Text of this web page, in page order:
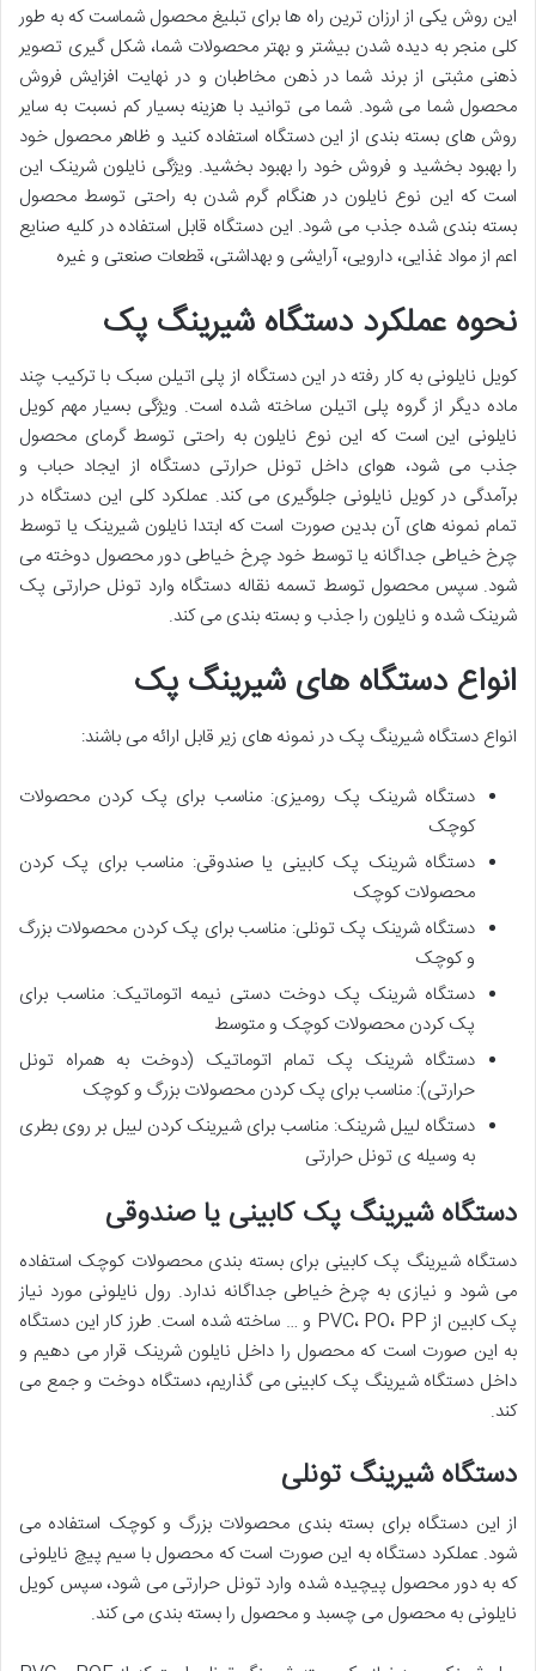
این روش یکی از ارزان ترین راه ها برای تبلیغ محصول شماست که به طور
کلی منجر به دیده شدن بیشتر و بهتر محصولات شما، شکل گیری تصویر
ذهنی مثبتی از برند شما در ذهن مخاطبان و در نهایت افزایش فروش
محصول شما می شود. شما می توانید با هزینه بسیار کم نسبت به سایر
روش های بسته بندی از این دستگاه استفاده کنید و ظاهر محصول خود
را بهبود بخشید و فروش خود را بهبود بخشید. ویژگی نایلون شرینک این
است که این نوع نایلون در هنگام گرم شدن به راحتی توسط محصول
بسته بندی شده جذب می شود. این دستگاه قابل استفاده در کلیه صنایع
اعم از مواد غذایی، دارویی، آرایشی و بهداشتی، قطعات صنعتی و غیره
نحوه عملکرد دستگاه شیرینگ پک
کویل نایلونی به کار رفته در این دستگاه از پلی اتیلن سبک با ترکیب چند
ماده دیگر از گروه پلی اتیلن ساخته شده است. ویژگی بسیار مهم کویل
نایلونی این است که این نوع نایلون به راحتی توسط گرمای محصول
جذب می شود، هوای داخل تونل حرارتی دستگاه از ایجاد حباب و
برآمدگی در کویل نایلونی جلوگیری می کند. عملکرد کلی این دستگاه در
تمام نمونه های آن بدین صورت است که ابتدا نایلون شیرینک یا توسط
چرخ خیاطی جداگانه یا توسط خود چرخ خیاطی دور محصول دوخته می
شود. سپس محصول توسط تسمه نقاله دستگاه وارد تونل حرارتی پک
شرینک شده و نایلون را جذب و بسته بندی می کند.
انواع دستگاه های شیرینگ پک
انواع دستگاه شیرینگ پک در نمونه های زیر قابل ارائه می باشند:
دستگاه شرینک پک رومیزی: مناسب برای پک کردن محصولات
کوچک
دستگاه شرینک پک کابینی یا صندوقی: مناسب برای پک کردن
محصولات کوچک
دستگاه شرینک پک تونلی: مناسب برای پک کردن محصولات بزرگ
و کوچک
دستگاه شرینک پک دوخت دستی نیمه اتوماتیک: مناسب برای
پک کردن محصولات کوچک و متوسط
دستگاه شرینک پک تمام اتوماتیک (دوخت به همراه تونل
حرارتی): مناسب برای پک کردن محصولات بزرگ و کوچک
دستگاه لیبل شرینک: مناسب برای شیرینک کردن لیبل بر روی بطری
به وسیله ی تونل حرارتی
دستگاه شیرینگ پک کابینی یا صندوقی
دستگاه شیرینگ پک کابینی برای بسته بندی محصولات کوچک استفاده
می شود و نیازی به چرخ خیاطی جداگانه ندارد. رول نایلونی مورد نیاز
پک کابین از PVC، PO، PP و … ساخته شده است. طرز کار این دستگاه
به این صورت است که محصول را داخل نایلون شرینک قرار می دهیم و
داخل دستگاه شیرینگ پک کابینی می گذاریم، دستگاه دوخت و جمع می
کند.
دستگاه شیرینگ تونلی
از این دستگاه برای بسته بندی محصولات بزرگ و کوچک استفاده می
شود. عملکرد دستگاه به این صورت است که محصول با سیم پیچ نایلونی
که به دور محصول پیچیده شده وارد تونل حرارتی می شود، سپس کویل
نایلونی به محصول می چسبد و محصول را بسته بندی می کند.